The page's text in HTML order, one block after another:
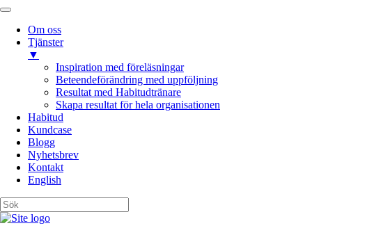
Om oss
Tjänster
▼
Inspiration med föreläsningar
Beteendeförändring med uppföljning
Resultat med Habitudtränare
Skapa resultat för hela organisationen
Habitud
Kundcase
Blogg
Nyhetsbrev
Kontakt
English